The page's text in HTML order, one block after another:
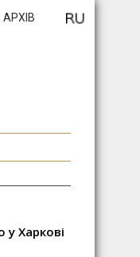
АРХІВ
у Харкові